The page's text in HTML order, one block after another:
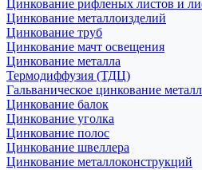
Цинкование рифленых листов и
Цинкование металлоизделий
Цинкование труб
Цинкование мачт освещения
Цинкование металла
Термодиффузия (ТДЦ)
Гальваническое цинкование
Цинкование балок
Цинкование уголка
Цинкование полос
Цинкование швеллера
Цинкование металлоконструкций